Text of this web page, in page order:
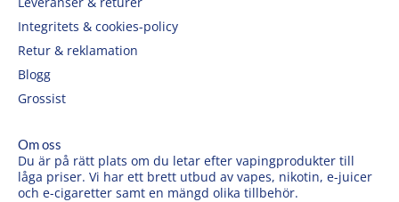
Integritets & cookies-policy
Retur & reklamation
Blogg
Grossist
Om oss
Du är på rätt plats om du letar efter vapingprodukter till
låga priser. Vi har ett brett utbud av vapes, nikotin, e-juicer
och e-cigaretter samt en mängd olika tillbehör.